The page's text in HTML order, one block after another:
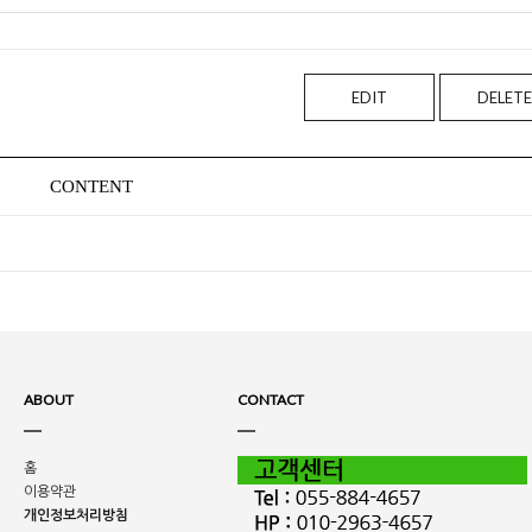
EDIT DELETE
CONTENT
ABOUT
홈
이용약관
개인정보처리방침
CONTACT